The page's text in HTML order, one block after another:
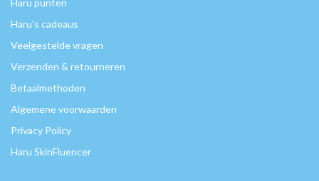
Haru's cadeaus
Veelgestelde vragen
Verzenden & retourneren
Betaalmethoden
Algemene voorwaarden
Privacy Policy
Haru SkinFluencer